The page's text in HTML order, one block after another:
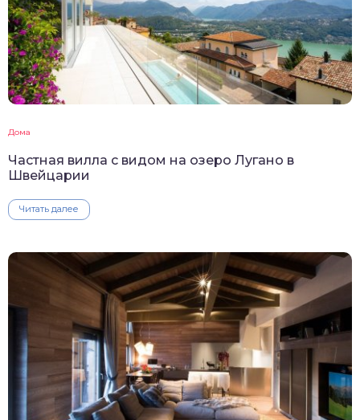
Дома
Частная вилла с видом на озеро Лугано в
Швейцарии
Читать далее